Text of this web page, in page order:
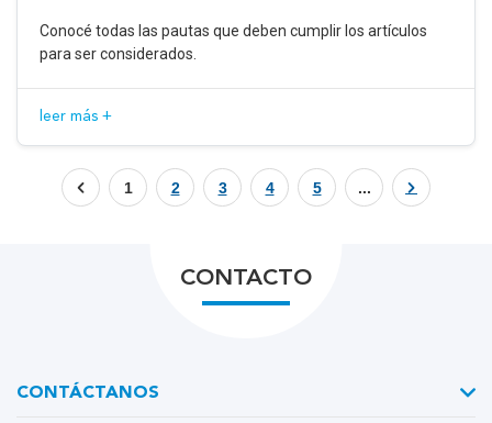
Conocé todas las pautas que deben cumplir los artículos
para ser considerados.
leer más +
1 2 3 4 5 ...
CONTACTO
CONTÁCTANOS